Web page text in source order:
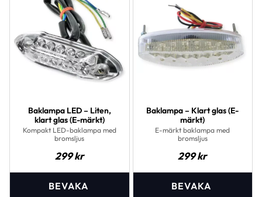
Baklampa LED – Liten,
klart glas (E-märkt)
Kompakt LED-baklampa med
bromsljus
299kr
Baklampa – Klart glas (E-
märkt)
E-märkt baklampa med
bromsljus
299kr